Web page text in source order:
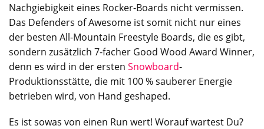
Nachgiebigkeit eines Rocker-Boards nicht vermissen.
Das Defenders of Awesome ist somit nicht nur eines
der besten All-Mountain Freestyle Boards, die es gibt,
sondern zusätzlich 7-facher Good Wood Award Winner,
denn es wird in der ersten Snowboard-
Produktionsstätte, die mit 100 % sauberer Energie
betrieben wird, von Hand geshaped.
Es ist sowas von einen Run wert! Worauf wartest Du?